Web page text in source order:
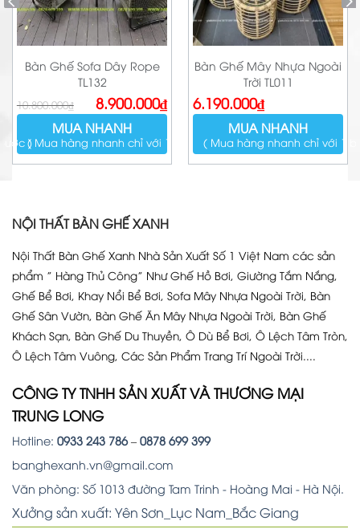
Bàn Ghế Sofa Dây Rope
TL132
10.800.000₫
Giá
gốc
là:
10.800.000₫.
8.900.000₫
Giá
hiện
tại
8.900.000₫.
MUA NHANH
( Mua hàng nhanh chỉ với 1 bước )
Bàn Ghế Mây Nhựa Ngoài
Trời TL011
6.190.000₫
MUA NHANH
( Mua hàng nhanh chỉ với 1
)
NỘI THẤT BÀN GHẾ XANH
Nội Thất Bàn Ghế Xanh Nhà Sản Xuất Số 1 Việt Nam các sản
phẩm ” Hàng Thủ Công” Như Ghế Hồ Bơi, Giường Tắm Nắng,
Ghế Bể Bơi, Khay Nổi Bể Bơi, Sofa Mây Nhựa Ngoài Trời, Bàn
Ghế Sân Vườn, Bàn Ghế Ăn Mây Nhựa Ngoài Trời, Bàn Ghế
Khách Sạn, Bàn Ghế Du Thuyền, Ô Dù Bể Bơi, Ô Lệch Tâm Tròn,
Ô Lệch Tâm Vuông, Các Sản Phẩm Trang Trí Ngoài Trời....
CÔNG TY TNHH SẢN XUẤT VÀ THƯƠNG MẠI
TRUNG LONG
Hotline: 0933 243 786– 0878 699 399
banghexanh.vn@gmail.com
Văn phòng: Số 1013 đường Tam Trinh - Hoàng Mai - Hà Nội.
Xưởng sản xuất: Yên Sơn_Lục Nam_Bắc Giang